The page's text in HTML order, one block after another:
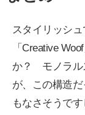
スタイリッシュ
「Creative
か？ モノラル
が、この構造
もなさそうです